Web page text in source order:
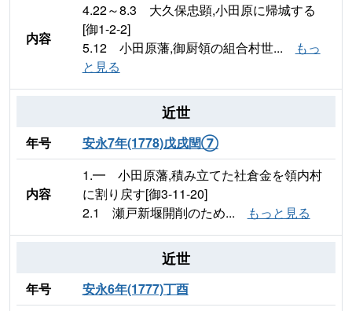
内容
4.22～8.3 大久保忠顕,小田原に帰城する
[御1-2-2]
5.12 小田原藩,御厨領の組合村世...
もっ
と見る
近世
年号 安永7年(1778)戊戌閏⑦
内容
1.━ 小田原藩,積み立てた社倉金を領内村
に割り戻す[御3-11-20]
2.1 瀬戸新堰開削のため...
もっと見る
近世
年号 安永6年(1777)丁酉